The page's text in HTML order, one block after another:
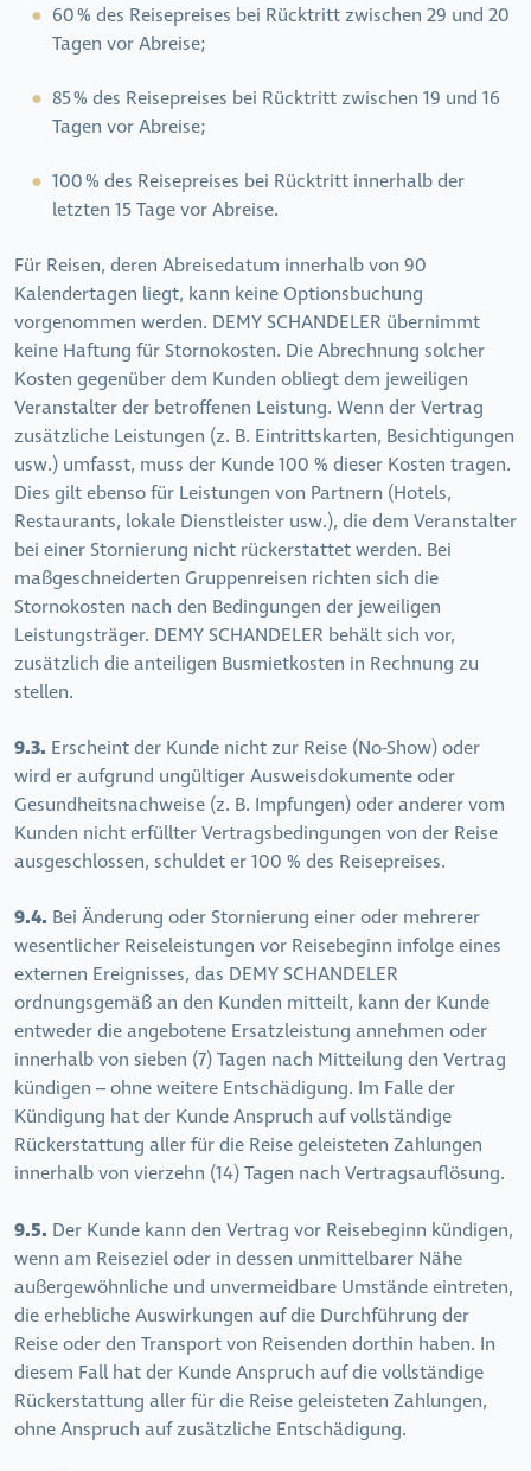
60 % des Reisepreises bei Rücktritt zwischen 29 und 20
Tagen vor Abreise;
85 % des Reisepreises bei Rücktritt zwischen 19 und 16
Tagen vor Abreise;
100 % des Reisepreises bei Rücktritt innerhalb der
letzten 15 Tage vor Abreise.
Für Reisen, deren Abreisedatum innerhalb von 90
Kalendertagen liegt, kann keine Optionsbuchung
vorgenommen werden. DEMY SCHANDELER übernimmt
keine Haftung für Stornokosten. Die Abrechnung solcher
Kosten gegenüber dem Kunden obliegt dem jeweiligen
Veranstalter der betroffenen Leistung. Wenn der Vertrag
zusätzliche Leistungen (z. B. Eintrittskarten, Besichtigungen
usw.) umfasst, muss der Kunde 100 % dieser Kosten tragen.
Dies gilt ebenso für Leistungen von Partnern (Hotels,
Restaurants, lokale Dienstleister usw.), die dem Veranstalter
bei einer Stornierung nicht rückerstattet werden. Bei
maßgeschneiderten Gruppenreisen richten sich die
Stornokosten nach den Bedingungen der jeweiligen
Leistungsträger. DEMY SCHANDELER behält sich vor,
zusätzlich die anteiligen Busmietkosten in Rechnung zu
stellen.
9.3. Erscheint der Kunde nicht zur Reise (No-Show) oder
wird er aufgrund ungültiger Ausweisdokumente oder
Gesundheitsnachweise (z. B. Impfungen) oder anderer vom
Kunden nicht erfüllter Vertragsbedingungen von der Reise
ausgeschlossen, schuldet er 100 % des Reisepreises.
9.4. Bei Änderung oder Stornierung einer oder mehrerer
wesentlicher Reiseleistungen vor Reisebeginn infolge eines
externen Ereignisses, das DEMY SCHANDELER
ordnungsgemäß an den Kunden mitteilt, kann der Kunde
entweder die angebotene Ersatzleistung annehmen oder
innerhalb von sieben (7) Tagen nach Mitteilung den Vertrag
kündigen – ohne weitere Entschädigung. Im Falle der
Kündigung hat der Kunde Anspruch auf vollständige
Rückerstattung aller für die Reise geleisteten Zahlungen
innerhalb von vierzehn (14) Tagen nach Vertragsauflösung.
9.5. Der Kunde kann den Vertrag vor Reisebeginn kündigen,
wenn am Reiseziel oder in dessen unmittelbarer Nähe
außergewöhnliche und unvermeidbare Umstände eintreten,
die erhebliche Auswirkungen auf die Durchführung der
Reise oder den Transport von Reisenden dorthin haben. In
diesem Fall hat der Kunde Anspruch auf die vollständige
Rückerstattung aller für die Reise geleisteten Zahlungen,
ohne Anspruch auf zusätzliche Entschädigung.